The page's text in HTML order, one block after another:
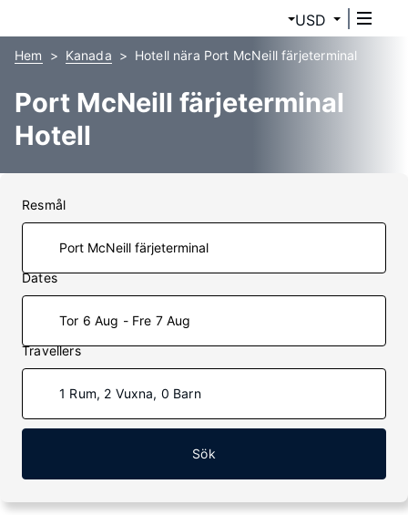
USD
Hem Kanada Hotell nära Port McNeill färjeterminal
Port McNeill färjeterminal
Hotell
Resmål
Dates
Tor 6 Aug - Fre 7 Aug
Travellers
1 Rum, 2 Vuxna, 0 Barn
Sök